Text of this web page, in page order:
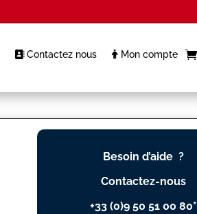
Contactez nous Mon compte
Besoin d’aide ?
Contactez-nous
+33 (0)9 50 51 00 80*